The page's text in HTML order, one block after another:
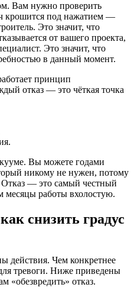
Вам нужно проверить
крошится под нажатием —
Это значит, что
от вашего проекта,
Это значит, что
в данный момент.
принцип
отказ — это чёткая точка
Вы можете годами
никому не нужен, потому
Отказ — это самый честный
месяцы работы вхолостую.
снизить градус
действия. Чем конкретнее
тревоги. Ниже приведены
«обезвредить» отказ.